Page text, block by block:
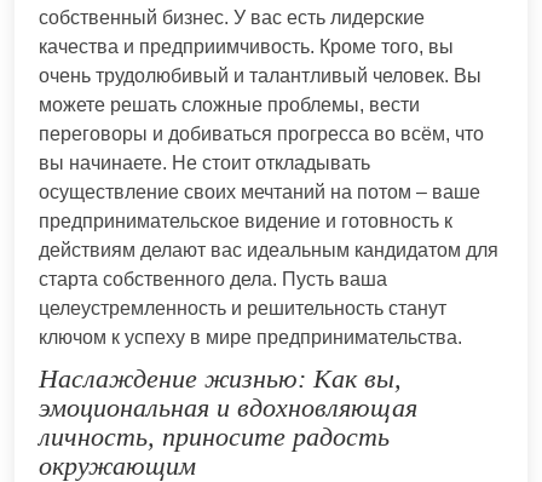
собственный бизнес. У вас есть лидерские
качества и предприимчивость. Кроме того, вы
очень трудолюбивый и талантливый человек. Вы
можете решать сложные проблемы, вести
переговоры и добиваться прогресса во всём, что
вы начинаете. Не стоит откладывать
осуществление своих мечтаний на потом – ваше
предпринимательское видение и готовность к
действиям делают вас идеальным кандидатом для
старта собственного дела. Пусть ваша
целеустремленность и решительность станут
ключом к успеху в мире предпринимательства.
Наслаждение жизнью: Как вы,
эмоциональная и вдохновляющая
личность, приносите радость
окружающим